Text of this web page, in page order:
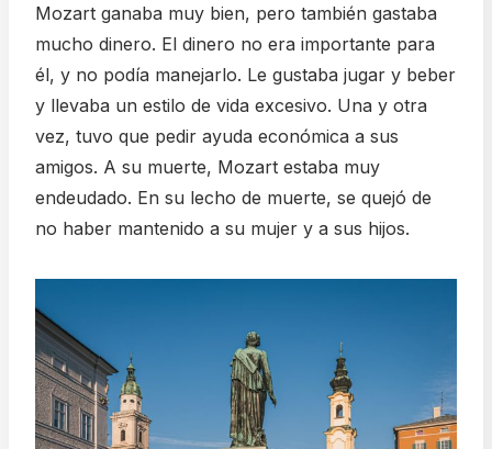
Mozart ganaba muy bien, pero también gastaba
mucho dinero. El dinero no era importante para
él, y no podía manejarlo. Le gustaba jugar y beber
y llevaba un estilo de vida excesivo. Una y otra
vez, tuvo que pedir ayuda económica a sus
amigos. A su muerte, Mozart estaba muy
endeudado. En su lecho de muerte, se quejó de
no haber mantenido a su mujer y a sus hijos.